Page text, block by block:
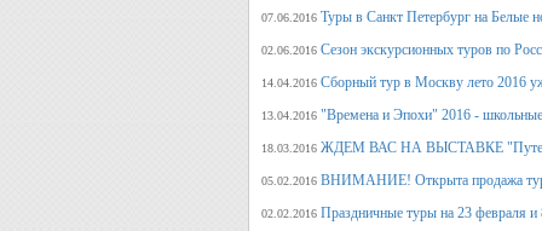
07.06.2016 Туры в Санкт Петербург на Белые
02.06.2016 Сезон экскурсионных туров по
14.04.2016 Сборный тур в Москву лето 2016
13.04.2016 "Времена и Эпохи" 2016 - школьные
18.03.2016 ЖДЕМ ВАС НА ВЫСТАВКЕ
05.02.2016 ВНИМАНИЕ! Открыта продажа
02.02.2016 Праздничные туры на 23 февраля и